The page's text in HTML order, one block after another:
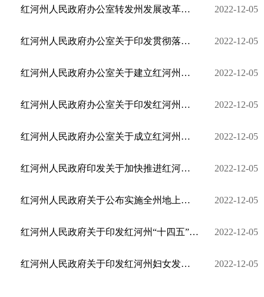
红河州人民政府办公室转发州发展改革委等4部门关于加快推进城镇环境基础设施建设工作方案的通知 2022-12-05
红河州人民政府办公室关于印发贯彻落实云南省电子证照扩大应用领域和跨地区互通互认2022年重点任务分工 ... 2022-12-05
红河州人民政府办公室关于建立红河州民办教育工作联席会议制度的通知 2022-12-05
红河州人民政府办公室关于印发红河州深化沪滇产业协作工作方案的通知 2022-12-05
红河州人民政府办公室关于成立红河州生活垃圾分类工作领导小组的通知 2022-12-05
红河州人民政府印发关于加快推进红河气象高质量发展实施方案的通知 2022-12-05
红河州人民政府关于公布实施全州地上附着物和青苗补偿标准的通知 2022-12-05
红河州人民政府关于印发红河州“十四五”节能减排综合工作实施方案的通知 2022-12-05
红河州人民政府关于印发红河州妇女发展规划和红河州儿童发展规划的通知 2022-12-05